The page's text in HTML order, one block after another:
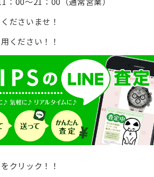
ださいませ！
ください！！
クリック！！